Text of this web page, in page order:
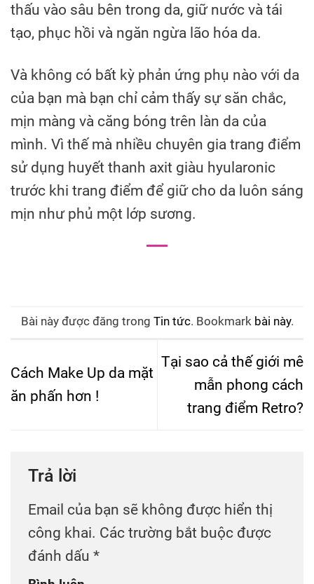
thấu vào sâu bên trong da, giữ nước và tái
tạo, phục hồi và ngăn ngừa lão hóa da.
Và không có bất kỳ phản ứng phụ nào với da
của bạn mà bạn chỉ cảm thấy sự săn chắc,
mịn màng và căng bóng trên làn da của
mình. Vì thế mà nhiều chuyên gia trang điểm
sử dụng huyết thanh axit giàu hyularonic
trước khi trang điểm để giữ cho da luôn sáng
mịn như phủ một lớp sương.
Bài này được đăng trong Tin tức. Bookmark bài này.
Cách Make Up da mặt
ăn phấn hơn !
Tại sao cả thế giới mê
mẫn phong cách
trang điểm Retro?
Trả lời
Email của bạn sẽ không được hiển thị
công khai. Các trường bắt buộc được
đánh dấu *